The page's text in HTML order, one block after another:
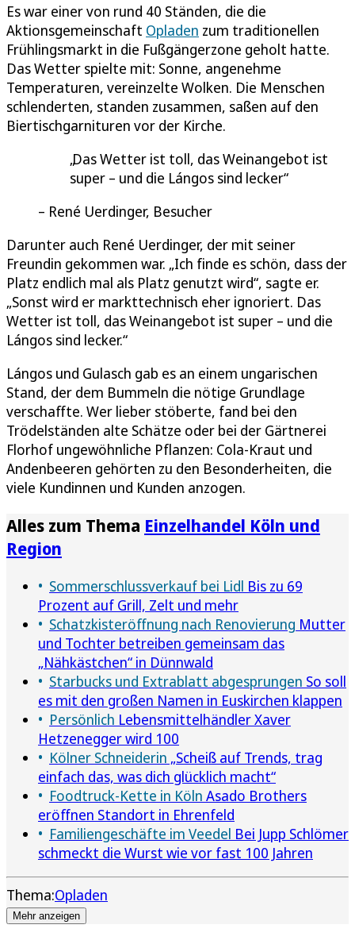
Es war einer von rund 40 Ständen, die die
Aktionsgemeinschaft Opladen zum traditionellen
Frühlingsmarkt in die Fußgängerzone geholt hatte.
Das Wetter spielte mit: Sonne, angenehme
Temperaturen, vereinzelte Wolken. Die Menschen
schlenderten, standen zusammen, saßen auf den
Biertischgarnituren vor der Kirche.
Das Wetter ist toll, das Weinangebot ist
super – und die Lángos sind lecker
René Uerdinger, Besucher
Darunter auch René Uerdinger, der mit seiner
Freundin gekommen war. „Ich finde es schön, dass der
Platz endlich mal als Platz genutzt wird“, sagte er.
„Sonst wird er markttechnisch eher ignoriert. Das
Wetter ist toll, das Weinangebot ist super – und die
Lángos sind lecker.“
Lángos und Gulasch gab es an einem ungarischen
Stand, der dem Bummeln die nötige Grundlage
verschaffte. Wer lieber stöberte, fand bei den
Trödelständen alte Schätze oder bei der Gärtnerei
Florhof ungewöhnliche Pflanzen: Cola-Kraut und
Andenbeeren gehörten zu den Besonderheiten, die
viele Kundinnen und Kunden anzogen.
Alles zum Thema Einzelhandel Köln und
Region
Sommerschlussverkauf bei Lidl Bis zu 69
Prozent auf Grill, Zelt und mehr
Schatzkisteröffnung nach Renovierung Mutter
und Tochter betreiben gemeinsam das
„Nähkästchen“ in Dünnwald
Starbucks und Extrablatt abgesprungen So soll
es mit den großen Namen in Euskirchen klappen
Persönlich Lebensmittelhändler Xaver
Hetzenegger wird 100
Kölner Schneiderin „Scheiß auf Trends, trag
einfach das, was dich glücklich macht“
Foodtruck-Kette in Köln Asado Brothers
eröffnen Standort in Ehrenfeld
Familiengeschäfte im Veedel Bei Jupp Schlömer
schmeckt die Wurst wie vor fast 100 Jahren
Thema:Opladen
Mehr anzeigen